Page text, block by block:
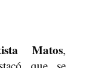
Matos,